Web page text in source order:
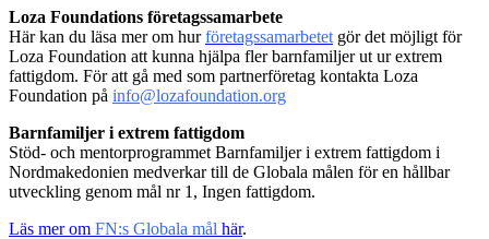
Loza Foundations företagssamarbete
Här kan du läsa mer om hurföretagssamarbetet gör det möjligt för
Loza Foundation att kunna hjälpa fler barnfamiljer ut ur extrem
fattigdom. För att gå med som partnerföretag kontakta Loza
Foundation på info@lozafoundation.org
Barnfamiljer i extrem fattigdom
Stöd- och mentorprogrammet Barnfamiljer i extrem fattigdom i
Nordmakedonien medverkar till de Globala målen för en hållbar
utveckling genom mål nr 1, Ingen fattigdom.
Läs mer om FN:s Globala mål här.